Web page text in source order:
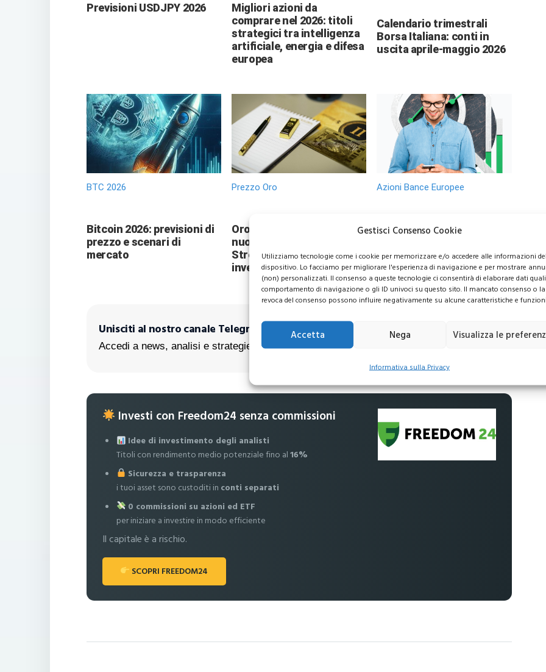
Gestisci Consenso Cookie
Utilizziamo tecnologie come i cookie per memorizzare e/o accedere alle informazioni del
dispositivo. Lo facciamo per migliorare l'esperienza di navigazione e per mostrare
(non) personalizzati. Il consenso a queste tecnologie ci consentirà di elaborare dati
comportamento di navigazione o gli ID univoci su questo sito. Il mancato consenso o la
revoca del consenso possono influire negativamente su alcune caratteristiche e
Accetta Nega Visualizza le
Informativa sulla Privacy
Previsioni USDJPY 2026
Migliori azioni da
comprare nel 2026: titoli
strategici tra intelligenza
artificiale, energia e difesa
europea
Calendario trimestrali
Borsa Italiana: conti in
uscita aprile-maggio 2026
BTC 2026
Bitcoin 2026: previsioni di
prezzo e scenari di
mercato
Prezzo Oro
Oro verso 6.000 dollari? Le
nuove previsioni di Wall
Street sorprendono gli
investitori
Azioni Bance Europee
Azioni banche europee da
prossimi mesi
Unisciti al nostro canale Telegram!
Accedi a news, analisi e strategie esclusive per i tuoi investimenti
Investi con Freedom24 senza commissioni
Idee di investimento degli analisti
Titoli con rendimento medio potenziale fino al16%
Sicurezza e trasparenza
i tuoi asset sono custoditi in conti separati
0 commissioni su azioni ed ETF
per iniziare a investire in modo efficiente
Il capitale è a rischio.
SCOPRI FREEDOM24